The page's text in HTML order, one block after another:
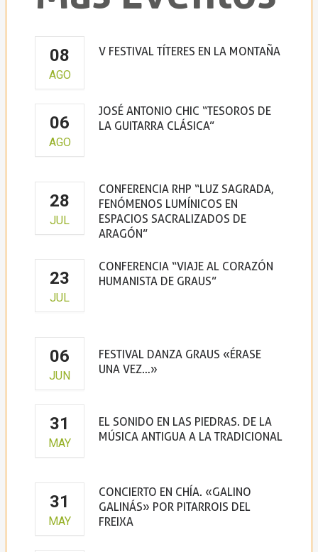
08
AGO
V FESTIVAL TÍTERES EN LA MONTAÑA
06
AGO
JOSÉ ANTONIO CHIC “TESOROS DE
LA GUITARRA CLÁSICA”
28
JUL
CONFERENCIA RHP “LUZ SAGRADA,
FENÓMENOS LUMÍNICOS EN
ESPACIOS SACRALIZADOS DE
ARAGÓN”
23
JUL
CONFERENCIA “VIAJE AL CORAZÓN
HUMANISTA DE GRAUS”
06
JUN
FESTIVAL DANZA GRAUS «ÉRASE
UNA VEZ…»
31
MAY
EL SONIDO EN LAS PIEDRAS. DE LA
MÚSICA ANTIGUA A LA TRADICIONAL
31
MAY
CONCIERTO EN CHÍA. «GALINO
GALINÁS» POR PITARROIS DEL
FREIXA